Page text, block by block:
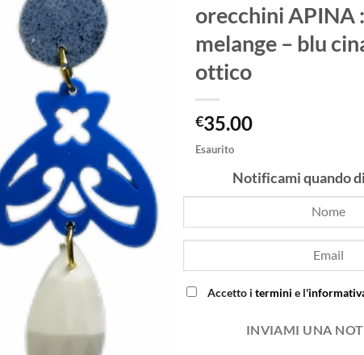
orecchini APINA
melange – blu
ottico
€35.00
Esaurito
Notificami quando
Accetto i termini e l'
INVIAMI UNA